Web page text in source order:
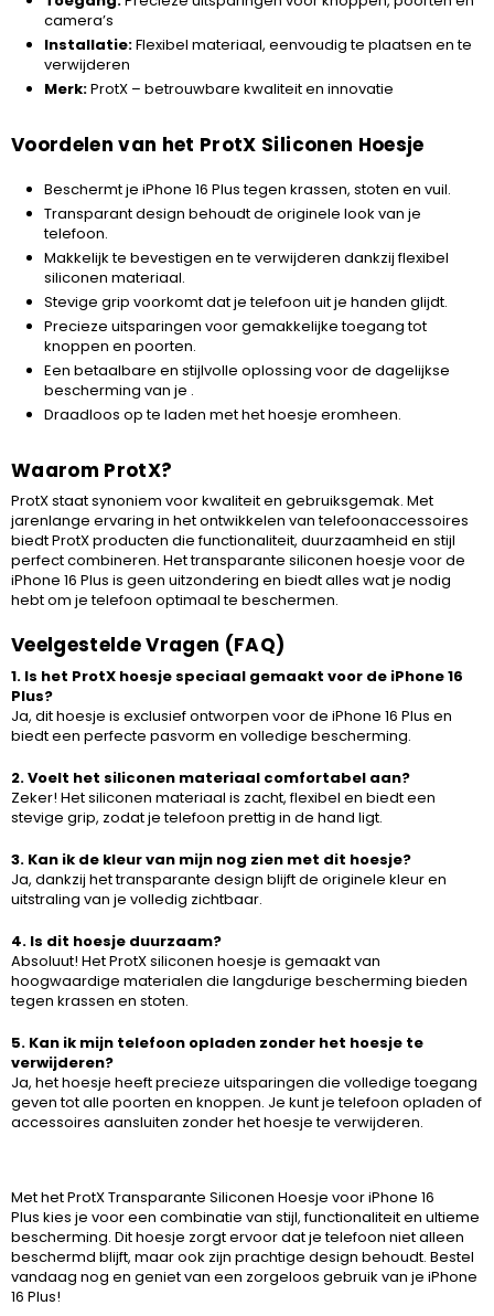
camera’s
Installatie:Flexibel materiaal, eenvoudig te plaatsen en te
verwijderen
Merk:ProtX – betrouwbare kwaliteit en innovatie
Voordelen van het ProtX Siliconen Hoesje
Beschermt je iPhone 16 Plus tegen krassen, stoten en vuil.
Transparant design behoudt de originele look van je
telefoon.
Makkelijk te bevestigen en te verwijderen dankzij flexibel
siliconen materiaal.
Stevige grip voorkomt dat je telefoon uit je handen glijdt.
Precieze uitsparingen voor gemakkelijke toegang tot
knoppen en poorten.
Een betaalbare en stijlvolle oplossing voor de dagelijkse
bescherming van je .
Draadloos op te laden met het hoesje eromheen.
Waarom ProtX?
ProtX staat synoniem voor kwaliteit en gebruiksgemak. Met
jarenlange ervaring in het ontwikkelen van telefoonaccessoires
biedt ProtX producten die functionaliteit, duurzaamheid en stijl
perfect combineren. Het transparante siliconen hoesje voor de
iPhone 16 Plus is geen uitzondering en biedt alles wat je nodig
hebt om je telefoon optimaal te beschermen.
Veelgestelde Vragen (FAQ)
1. Is het ProtX hoesje speciaal gemaakt voor de iPhone 16
Plus?
Ja, dit hoesje is exclusief ontworpen voor de iPhone 16 Plus en
biedt een perfecte pasvorm en volledige bescherming.
2. Voelt het siliconen materiaal comfortabel aan?
Zeker! Het siliconen materiaal is zacht, flexibel en biedt een
stevige grip, zodat je telefoon prettig in de hand ligt.
3. Kan ik de kleur van mijn nog zien met dit hoesje?
Ja, dankzij het transparante design blijft de originele kleur en
uitstraling van je volledig zichtbaar.
4. Is dit hoesje duurzaam?
Absoluut! Het ProtX siliconen hoesje is gemaakt van
hoogwaardige materialen die langdurige bescherming bieden
tegen krassen en stoten.
5. Kan ik mijn telefoon opladen zonder het hoesje te
verwijderen?
Ja, het hoesje heeft precieze uitsparingen die volledige toegang
geven tot alle poorten en knoppen. Je kunt je telefoon opladen of
accessoires aansluiten zonder het hoesje te verwijderen.
Met het ProtX Transparante Siliconen Hoesje voor iPhone 16
Plus kies je voor een combinatie van stijl, functionaliteit en ultieme
bescherming. Dit hoesje zorgt ervoor dat je telefoon niet alleen
beschermd blijft, maar ook zijn prachtige design behoudt. Bestel
vandaag nog en geniet van een zorgeloos gebruik van je iPhone
16 Plus!